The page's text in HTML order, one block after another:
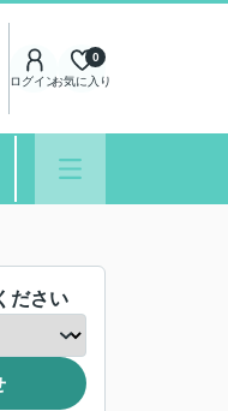
ログインお気に入り
0
ださい